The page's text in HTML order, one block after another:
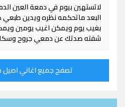
لاتستهين بيوم في دمعة العين
البعد ماتحكمه نظره ويدين
بغيب يوم ويمكن اغيب يومين
شفته صدتك عن دمعي جروح
تصفح جميع اغاني اصيل هميم